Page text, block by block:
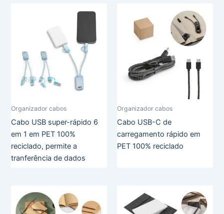
Organizador cabos
Cabo USB super-rápido 6
em 1 em PET 100%
reciclado, permite a
tranferência de dados
Organizador cabos
Cabo USB-C de
carregamento rápido em
PET 100% reciclado